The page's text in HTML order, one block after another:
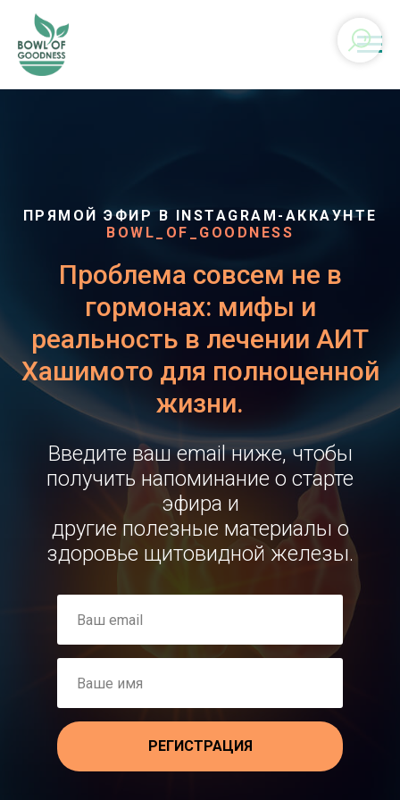
ПРЯМОЙ ЭФИР В INSTAGRAM-АККАУНТЕ
BOWL_OF_GOODNESS
Проблема совсем не в
гормонах: мифы и
реальность в лечении АИТ
Хашимото для полноценной
жизни.
Введите ваш email ниже, чтобы
получить напоминание о старте
эфира и
другие полезные материалы о
здоровье щитовидной железы.
РЕГИСТРАЦИЯ